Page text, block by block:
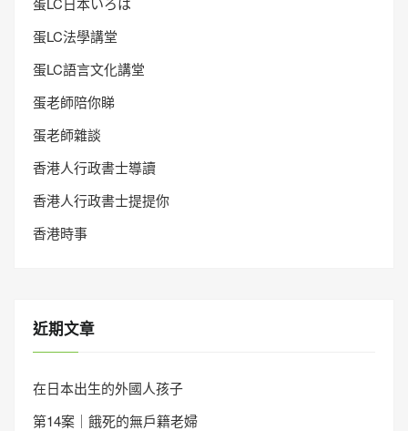
蛋LC法學講堂
蛋LC語言文化講堂
蛋老師陪你睇
蛋老師雜談
香港人行政書士導讀
香港人行政書士提提你
香港時事
近期文章
在日本出生的外國人孩子
第14案｜餓死的無戶籍老婦